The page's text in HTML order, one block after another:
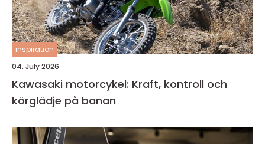
inspiration
04. July 2026
Kawasaki motorcykel: Kraft, kontroll och
körglädje på banan